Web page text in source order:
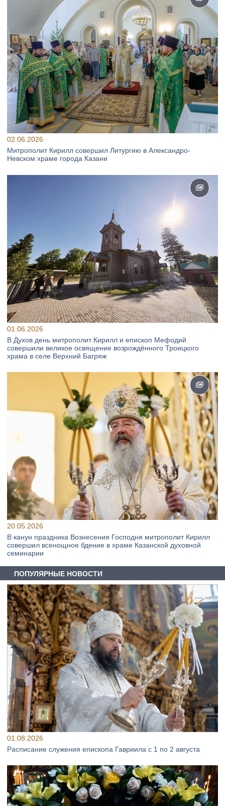
02.06.2026
Митрополит Кирилл совершил Литургию в Александро-
Невском храме города Казани
01.06.2026
В Духов день митрополит Кирилл и епископ Мефодий
совершили великое освящение возрождённого Троицкого
храма в селе Верхний Багряж
20.05.2026
В канун праздника Вознесения Господня митрополит Кирилл
совершил всенощное бдение в храме Казанской духовной
семинарии
ПОПУЛЯРНЫЕ НОВОСТИ
01.08.2026
Расписание служения епископа Гавриила с 1 по 2 августа